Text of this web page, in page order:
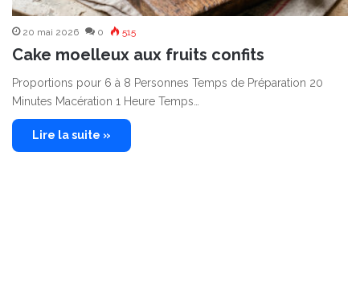
20 mai 2026 0 515
Cake moelleux aux fruits confits
Proportions pour 6 à 8 Personnes Temps de Préparation 20
Minutes Macération 1 Heure Temps…
Lire la suite »